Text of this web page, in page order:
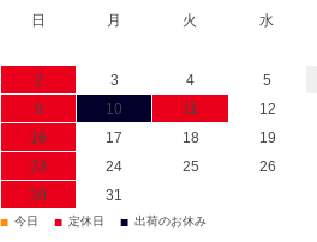
日 月 火 水
2
3 4 5
9
10 11 12
16
17 18 19
23
24 25 26
30
31
■ 今日 ■ 定休日 ■ 出荷のお休み